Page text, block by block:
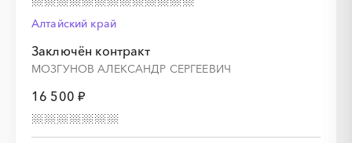
Алтайский край
Заключён контракт
МОЗГУНОВ АЛЕКСАНДР СЕРГЕЕВИЧ
16 500 ₽